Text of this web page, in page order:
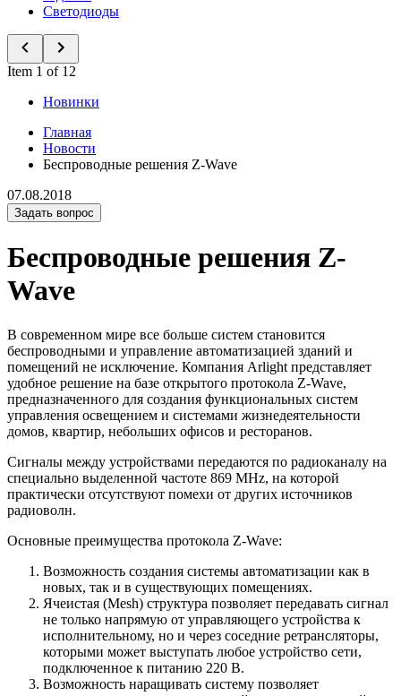
Светодиоды
Item 1 of 12
Новинки
Главная
Новости
Беспроводные решения Z-Wave
07.08.2018
Задать вопрос
Беспроводные решения Z-
Wave
В современном мире все больше систем становится
беспроводными и управление автоматизацией зданий и
помещений не исключение. Компания Arlight представляет
удобное решение на базе открытого протокола Z-Wave,
предназначенного для создания функциональных систем
управления освещением и системами жизнедеятельности
домов, квартир, небольших офисов и ресторанов.
Сигналы между устройствами передаются по радиоканалу на
специально выделенной частоте 869 MHz, на которой
практически отсутствуют помехи от других источников
радиоволн.
Основные преимущества протокола Z-Wave:
Возможность создания системы автоматизации как в
новых, так и в существующих помещениях.
Ячеистая (Mesh) структура позволяет передавать сигнал
не только напрямую от управляющего устройства к
исполнительному, но и через соседние ретрансляторы,
которыми может выступать любое устройство сети,
подключенное к питанию 220 В.
Возможность наращивать систему позволяет